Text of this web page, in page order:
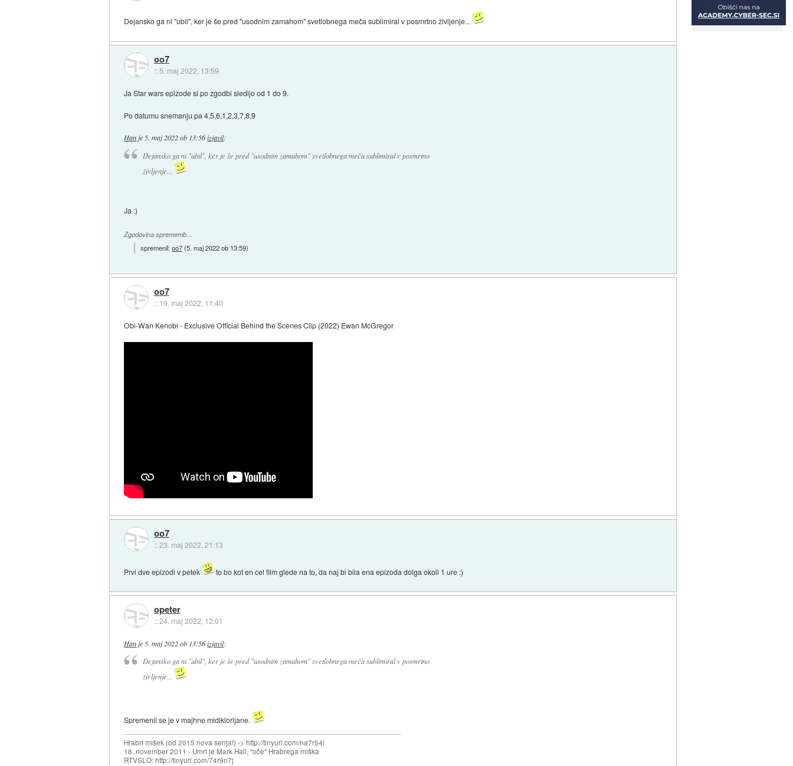
Dejansko ga ni "ubil", ker je še pred "usodnim zamahom" svetlobnega meča sublimiral v posmrtno življenje...
oo7
:: 5. maj 2022, 13:59
Ja Star wars epizode si po zgodbi sledijo od 1 do 9.
Po datumu snemanju pa 4,5,6,1,2,3,7,8,9
Hanje5. maj 2022 ob 13:56 izjavil:
Dejansko ga ni "ubil", ker je še pred "usodnim zamahom" svetlobnega meča sublimiral v posmrtno
življenje...
Ja :)
Zgodovina sprememb…
spremenil:oo7(5. maj 2022 ob 13:59)
oo7
:: 19. maj 2022, 11:40
Obi-Wan Kenobi - Exclusive Official Behind the Scenes Clip (2022) Ewan McGregor
oo7
::23. maj 2022, 21:13
Prvi dve epizodi v petek to bo kot en cel film glede na to, da naj bi bila ena epizoda dolga okoli 1 ure :)
opeter
::24. maj 2022, 12:01
Han je 5. maj 2022 ob 13:56 izjavil:
Dejansko ga ni "ubil", ker je še pred "usodnim zamahom" svetlobnega meča sublimiral v posmrtno
življenje...
Spremenil se je v majhne midiklorijane.
Hrabri mišek (od 2015 nova serija!) -> http://tinyurl.com/na7r54l
18. november 2011 - Umrl je Mark Hall, "oče" Hrabrega miška
RTVSLO: http://tinyurl.com/74r9n7j